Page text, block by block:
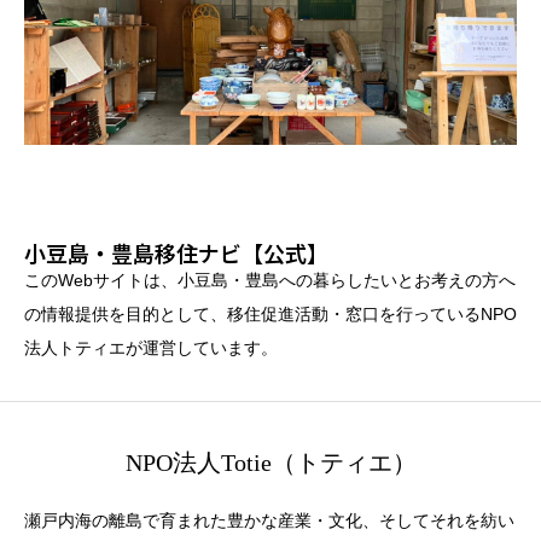
小豆島・豊島移住ナビ【公式】
このWebサイトは、小豆島・豊島への暮らしたいとお考えの方へ
の情報提供を目的として、移住促進活動・窓口を行っているNPO
法人トティエが運営しています。
NPO法人Totie（トティエ）
瀬戸内海の離島で育まれた豊かな産業・文化、そしてそれを紡い